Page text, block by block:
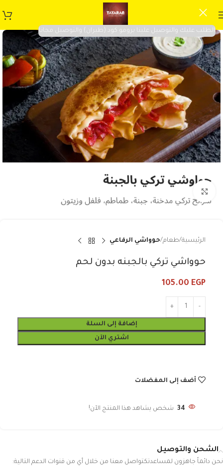
الطلب عليك والتوصيل علينا برومو كود (طيران) والتوصيل مجانا
الرئيسية طعام حوواشي الرفاعي
حوواشي تركي بالجبنه بدون لحم
105.00 EGP
إضافة إلى السلة
اشتري الآن
أضف إلى المفضلات
34 شخص يشاهد هذا المنتج الآن!
الشحن والتوصيل
نحن دائماً جاهزون لمساعدتكتواصل معنا من خلال أي من قنوات الدعم التالية: